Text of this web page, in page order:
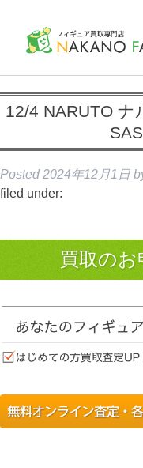
12/4 NARUTO ナ
Posted 2024年12月1日
filed under:
買取の